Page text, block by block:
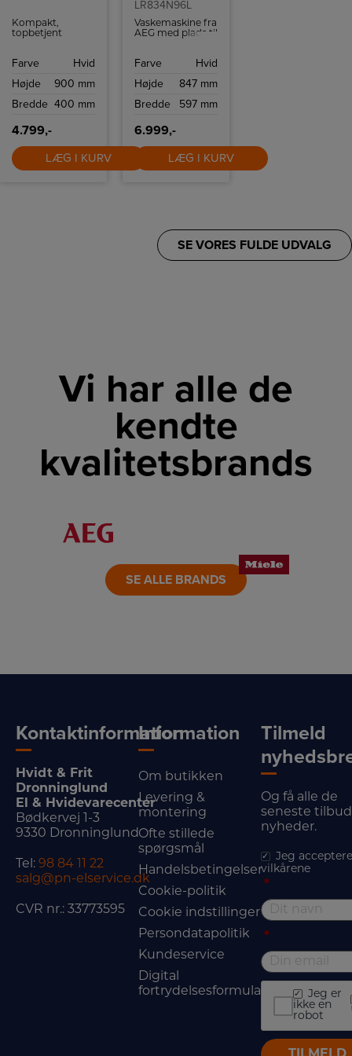
Kompakt,
topbetjent
40 cm bredde
kapacitet og op
Sense optimerer
FreshCare holder
tøjet friskt, og
soft opening
samt udskudt
start øger
Farve
Hvid
Højde
900 mm
Bredde 400 mm
4.799,-
LÆG I KURV
LR834N96L
Vaskemaskine fra
AEG med plads til
har ÖKOMix
driftsikker
Farve
Hvid
Højde
847 mm
Bredde
597 mm
6.999,-
LÆG I KURV
SE VORES FULDE UDVALG
Vi har alle de
kendte
kvalitetsbrands
LINK
SE ALLE BRANDS
Kontaktinformation
Hvidt & Frit
Dronninglund
El & Hvidevarecenter
Bødkervej 1-3
9330 Dronninglund
Tel: 98 84 11 22
salg@pn-elservice.dk
CVR nr.: 33773595
Information
Om butikken
Levering &
montering
Ofte stillede
spørgsmål
Handelsbetingelser
Cookie-politik
Cookie indstillinger
Persondatapolitik
Kundeservice
Digital
fortrydelsesformular
Tilmeld
Og få alle de
seneste
nyheder.
Jeg
vilkårene
*
*
Jeg er
ikke en
robot